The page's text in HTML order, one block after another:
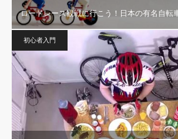
ロードレース観戦に行こう！日本の有名自転
初心者入門